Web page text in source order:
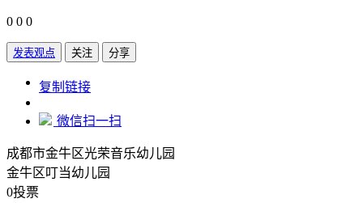
0 0 0
发表观点 关注 分享
https://www.edupk.cn/compare/6804237
复制链接
微信扫一扫
成都市金牛区光荣音乐幼儿园
金牛区叮当幼儿园
0投票